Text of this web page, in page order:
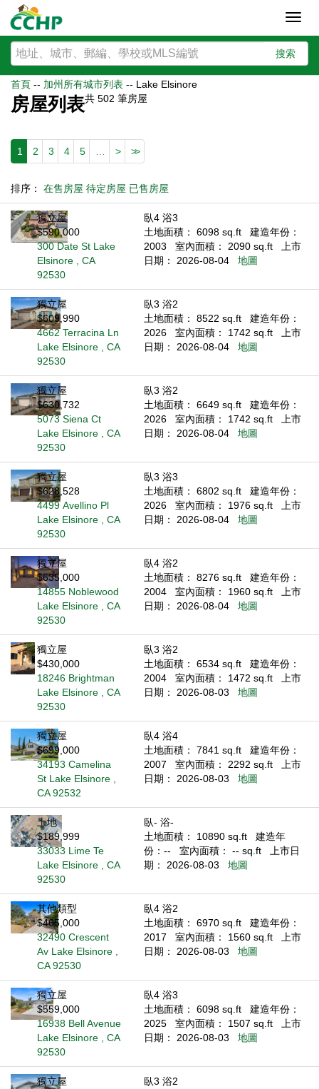
搜索
首頁 -- 加州所有城市列表 -- Lake Elsinore
房屋列表共 502 筆房屋
1 2 3 4 5 > >>
排序： 在售房屋 待定房屋 已售房屋
獨立屋
$590,000
300 Date St Lake
Elsinore , CA
92530
臥4 浴3
土地面積： 6098 sq.ft
建造年份：
2003
室內面積： 2090 sq.ft
上市
日期： 2026-08-04
地圖
獨立屋
$609,990
4662 Terracina Ln
Lake Elsinore , CA
92530
臥3 浴2
土地面積： 8522 sq.ft
建造年份：
2026
室內面積： 1742 sq.ft
上市
日期： 2026-08-04
地圖
獨立屋
$630,732
5073 Siena Ct
Lake Elsinore , CA
92530
臥3 浴2
土地面積： 6649 sq.ft
建造年份：
2026
室內面積： 1742 sq.ft
上市
日期： 2026-08-04
地圖
獨立屋
$628,528
4499 Avellino Pl
Lake Elsinore , CA
92530
臥3 浴3
土地面積： 6802 sq.ft
建造年份：
2026
室內面積： 1976 sq.ft
上市
日期： 2026-08-04
地圖
獨立屋
$635,000
14855 Noblewood
Lake Elsinore , CA
92530
臥4 浴2
土地面積： 8276 sq.ft
建造年份：
2004
室內面積： 1960 sq.ft
上市
日期： 2026-08-04
地圖
獨立屋
$430,000
18246 Brightman
Lake Elsinore , CA
92530
臥3 浴2
土地面積： 6534 sq.ft
建造年份：
2004
室內面積： 1472 sq.ft
上市
日期： 2026-08-03
地圖
獨立屋
$699,000
34193 Camelina
St Lake Elsinore ,
CA 92532
臥4 浴4
土地面積： 7841 sq.ft
建造年份：
2007
室內面積： 2292 sq.ft
上市
日期： 2026-08-03
地圖
土地
$189,999
33033 Lime Te
Lake Elsinore , CA
92530
臥- 浴-
土地面積： 10890 sq.ft
建造年
份：--
室內面積： -- sq.ft
上市日
期： 2026-08-03
地圖
其他類型
$465,000
32490 Crescent
Av Lake Elsinore ,
CA 92530
臥4 浴2
土地面積： 6970 sq.ft
建造年份：
2017
室內面積： 1560 sq.ft
上市
日期： 2026-08-03
地圖
獨立屋
$559,000
16938 Bell Avenue
Lake Elsinore , CA
92530
臥4 浴3
土地面積： 6098 sq.ft
建造年份：
2025
室內面積： 1507 sq.ft
上市
日期： 2026-08-03
地圖
獨立屋
臥3 浴2